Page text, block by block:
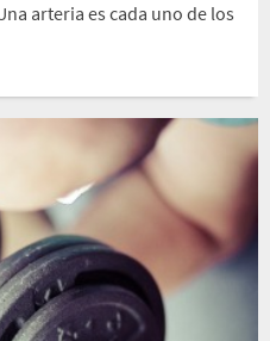
arteria es cada uno de los